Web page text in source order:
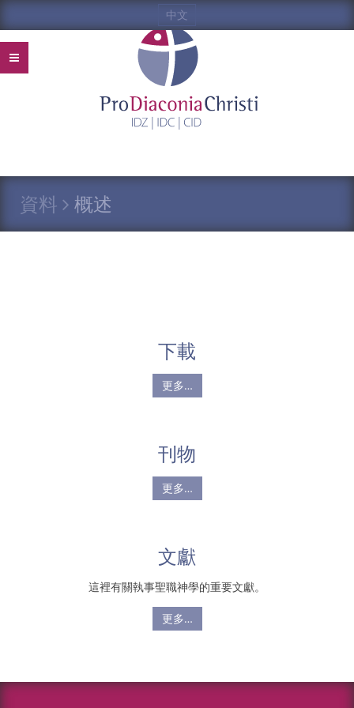
中文
資料 概述
下載
更多…
刊物
更多…
文獻
這裡有關執事聖職神學的重要文獻。
更多…